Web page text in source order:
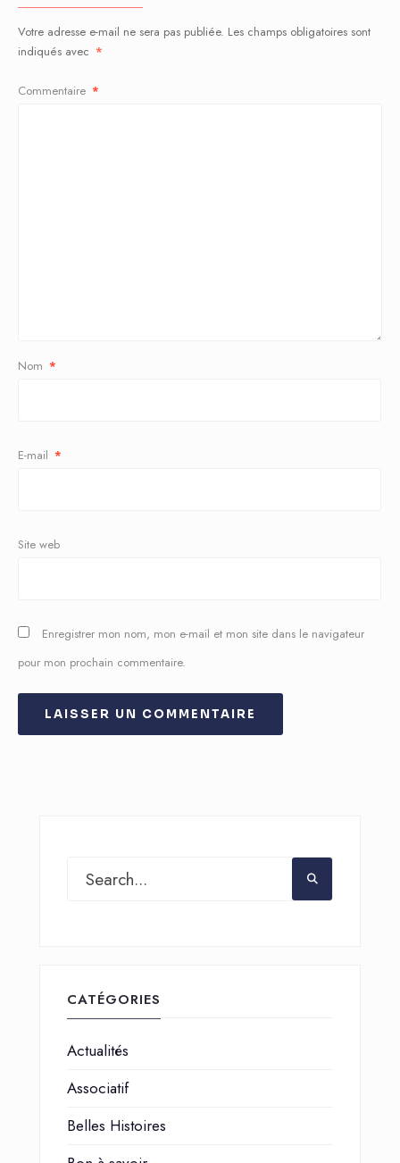
Votre adresse e-mail ne sera pas publiée. Les champs obligatoires sont
indiqués avec *
Commentaire *
Nom *
E-mail *
Site web
Enregistrer mon nom, mon e-mail et mon site dans le navigateur
pour mon prochain commentaire.
CATÉGORIES
Actualités
Associatif
Belles Histoires